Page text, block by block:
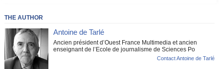
THE AUTHOR
Antoine de Tarlé
Ancien président d’Ouest France Multimedia et ancien
enseignant de l’Ecole de journalisme de Sciences Po
Contact Antoine de Tarlé